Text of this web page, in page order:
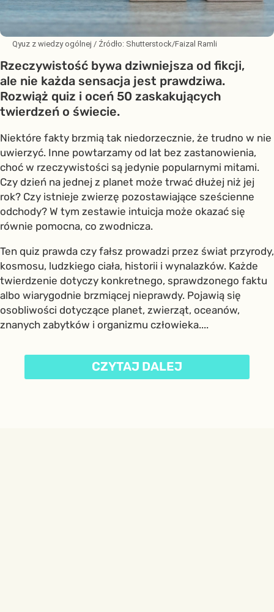
Qyuz z wiedzy ogólnej / Źródło: Shutterstock/Faizal Ramli
Rzeczywistość bywa dziwniejsza od fikcji,
ale nie każda sensacja jest prawdziwa.
Rozwiąż quiz i oceń 50 zaskakujących
twierdzeń o świecie.
Niektóre fakty brzmią tak niedorzecznie, że trudno w nie
uwierzyć. Inne powtarzamy od lat bez zastanowienia,
choć w rzeczywistości są jedynie popularnymi mitami.
Czy dzień na jednej z planet może trwać dłużej niż jej
rok? Czy istnieje zwierzę pozostawiające sześcienne
odchody? W tym zestawie intuicja może okazać się
równie pomocna, co zwodnicza.
Ten quiz prawda czy fałsz prowadzi przez świat przyrody,
kosmosu, ludzkiego ciała, historii i wynalazków. Każde
twierdzenie dotyczy konkretnego, sprawdzonego faktu
albo wiarygodnie brzmiącej nieprawdy. Pojawią się
osobliwości dotyczące planet, zwierząt, oceanów,
znanych zabytków i organizmu człowieka....
CZYTAJ DALEJ